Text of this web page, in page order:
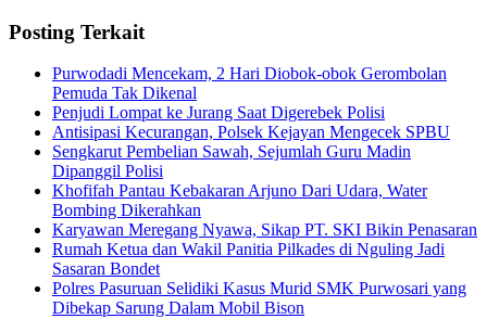
Posting Terkait
Purwodadi Mencekam, 2 Hari Diobok-obok Gerombolan
Pemuda Tak Dikenal
Penjudi Lompat ke Jurang Saat Digerebek Polisi
Antisipasi Kecurangan, Polsek Kejayan Mengecek SPBU
Sengkarut Pembelian Sawah, Sejumlah Guru Madin
Dipanggil Polisi
Khofifah Pantau Kebakaran Arjuno Dari Udara, Water
Bombing Dikerahkan
Karyawan Meregang Nyawa, Sikap PT. SKI Bikin Penasaran
Rumah Ketua dan Wakil Panitia Pilkades di Nguling Jadi
Sasaran Bondet
Polres Pasuruan Selidiki Kasus Murid SMK Purwosari yang
Dibekap Sarung Dalam Mobil Bison